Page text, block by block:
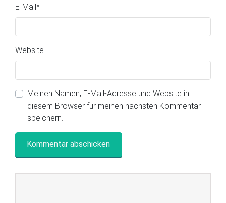
E-Mail *
Website
Meinen Namen, E-Mail-Adresse und Website in
diesem Browser für meinen nächsten Kommentar
speichern.